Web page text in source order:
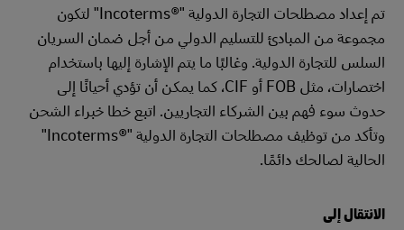
تم إعداد مصطلحات التجارة الدولية "Incoterms®‎" لتكون
مجموعة من المبادئ للتسليم الدولي من أجل ضمان السريان
السلس للتجارة الدولية. وغالبًا ما يتم الإشارة إليها باستخدام
اختصارات، مثل FOB أو CIF، كما يمكن أن تؤدي أحيانًا إلى
حدوث سوء فهم بين الشركاء التجاريين. اتبع خطا خبراء الشحن
وتأكد من توظيف مصطلحات التجارة الدولية "Incoterms®‎"
الحالية لصالحك دائمًا.
الانتقال إلى